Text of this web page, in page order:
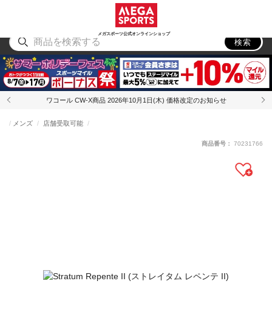
メガスポーツ公式オンラインショップ
アウトドア
検索
ワコール CW-X商品 2026年10月1日(木) 価格改定のお知らせ
メンズ 店舗受取可能
商品番号： 70231766